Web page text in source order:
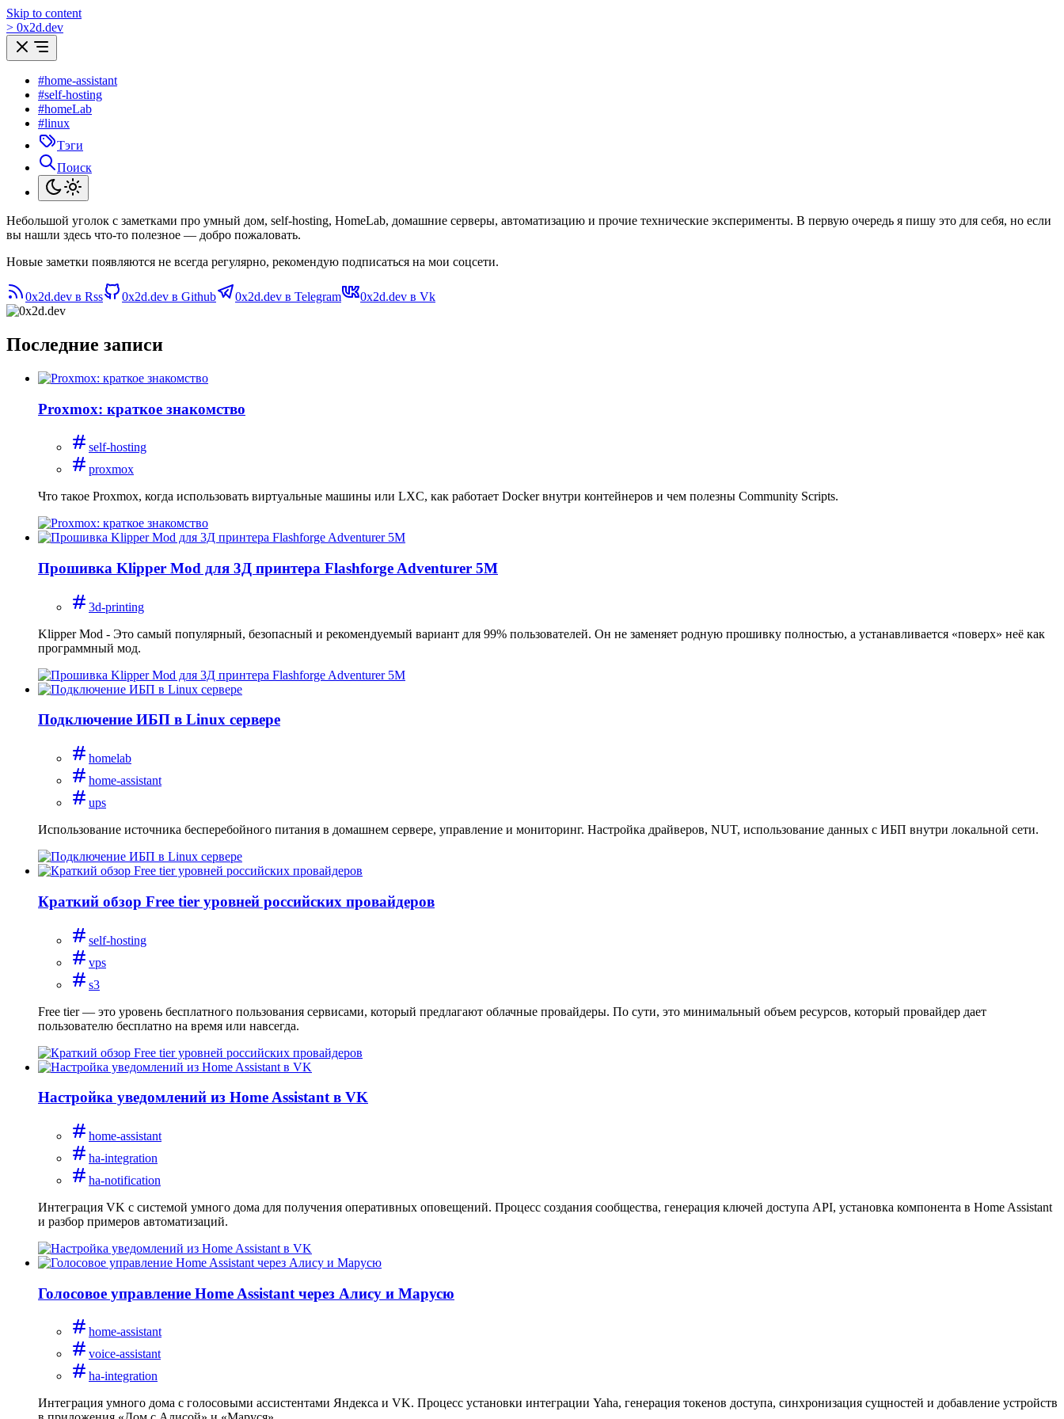
Skip to content
> 0x2d.dev
#home-assistant
#self-hosting
#homeLab
#linux
Тэги
Поиск
Небольшой уголок с заметками про умный дом, self-hosting, HomeLab, домашние серверы, автоматизацию и прочие технические эксперименты. В первую очередь я пишу это для себя, но если
вы нашли здесь что-то полезное — добро пожаловать.
Новые заметки появляются не всегда регулярно, рекомендую подписаться на мои соцсети.
0x2d.dev в Rss 0x2d.dev в Github 0x2d.dev в Telegram 0x2d.dev в Vk
Последние записи
Proxmox: краткое знакомство
self-hosting
proxmox
Что такое Proxmox, когда использовать виртуальные машины или LXC, как работает Docker внутри контейнеров и чем полезны Community Scripts.
Прошивка Klipper Mod для 3Д принтера Flashforge Adventurer 5M
3d-printing
Klipper Mod - Это самый популярный, безопасный и рекомендуемый вариант для 99% пользователей. Он не заменяет родную прошивку полностью, а устанавливается «поверх» неё как
программный мод.
Подключение ИБП в Linux сервере
homelab
home-assistant
ups
Использование источника бесперебойного питания в домашнем сервере, управление и мониторинг. Настройка драйверов, NUT, использование данных с ИБП внутри локальной сети.
Краткий обзор Free tier уровней российских провайдеров
self-hosting
vps
s3
Free tier — это уровень бесплатного пользования сервисами, который предлагают облачные провайдеры. По сути, это минимальный объем ресурсов, который провайдер дает
пользователю бесплатно на время или навсегда.
Настройка уведомлений из Home Assistant в VK
home-assistant
ha-integration
ha-notification
Интеграция VK с системой умного дома для получения оперативных оповещений. Процесс создания сообщества, генерация ключей доступа API, установка компонента в Home Assistant
и разбор примеров автоматизаций.
Голосовое управление Home Assistant через Алису и Марусю
home-assistant
voice-assistant
ha-integration
Интеграция умного дома с голосовыми ассистентами Яндекса и VK. Процесс установки интеграции Yaha, генерация токенов доступа, синхронизация сущностей и добавление устройств